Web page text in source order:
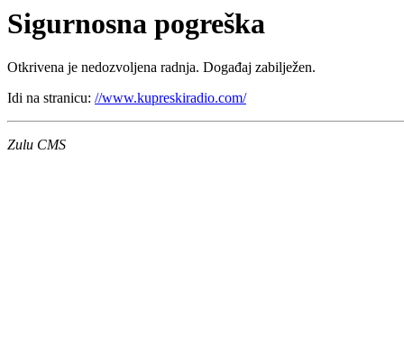
Sigurnosna pogreška
Otkrivena je nedozvoljena radnja. Događaj zabilježen.
Idi na stranicu: //www.kupreskiradio.com/
Zulu CMS